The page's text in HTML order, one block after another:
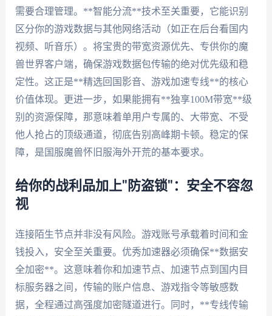
需要合理管理。**智能分流**技术至关重要，它能识别
区分你的游戏数据与其他网络活动（如正在后台看国内
视频、听音乐）。将宝贵的带宽资源优先、专供你的魔
兽世界客户端，确保游戏数据包传输的绝对优先级和稳
定性。这正是**精选回国影音、游戏加速专线**的核心
价值体现。更进一步，如果能拥有**独享100M带宽**级
别的资源保障，那意味着单用户专属的、大带宽、不受
他人抢占的顶级通道，彻底告别高峰期卡顿。稳定的保
障，是国服魔兽怀旧服海外开荒的基本要求。
给你的战利品加上"防盗锁"：安全不容忽
视
连接陌生节点并非没有风险。游戏账号承载着时间和金
钱投入，安全至关重要。优秀加速器必须确保**数据安
全加密**。这意味着你和加速节点、加速节点到国内目
标服务器之间，传输的账户信息、游戏指令等敏感数
据，全程通过高强度加密隧道进行。同时，**专线传输